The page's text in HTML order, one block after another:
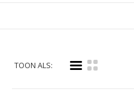
TOON ALS: i k